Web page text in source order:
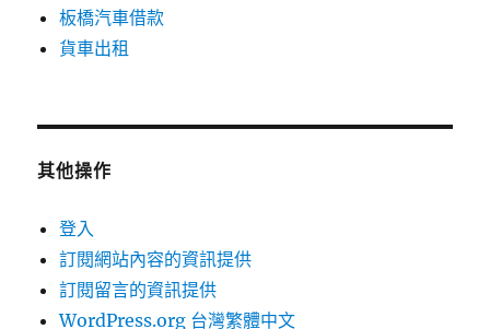
板橋汽車借款
貨車出租
其他操作
登入
訂閱網站內容的資訊提供
訂閱留言的資訊提供
WordPress.org 台灣繁體中文